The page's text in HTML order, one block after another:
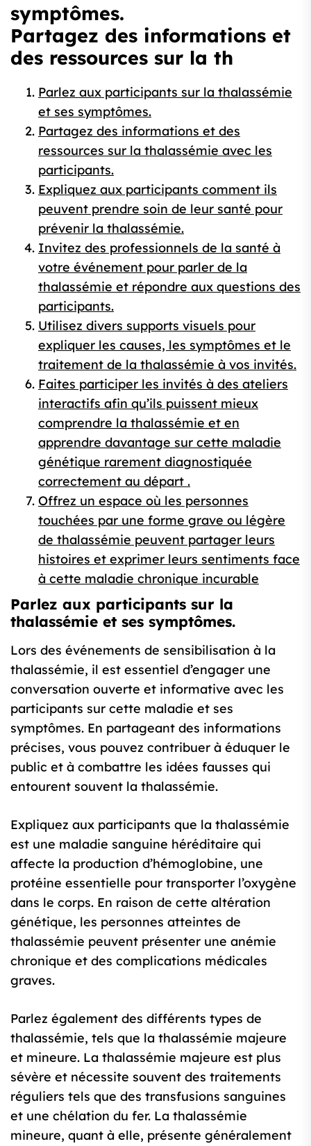
symptômes.
Partagez des informations et
des ressources sur la th
Parlez aux participants sur la thalassémie
et ses symptômes.
Partagez des informations et des
ressources sur la thalassémie avec les
participants.
Expliquez aux participants comment ils
peuvent prendre soin de leur santé pour
prévenir la thalassémie.
Invitez des professionnels de la santé à
votre événement pour parler de la
thalassémie et répondre aux questions des
participants.
Utilisez divers supports visuels pour
expliquer les causes, les symptômes et le
traitement de la thalassémie à vos invités.
Faites participer les invités à des ateliers
interactifs afin qu’ils puissent mieux
comprendre la thalassémie et en
apprendre davantage sur cette maladie
génétique rarement diagnostiquée
correctement au départ .
Offrez un espace où les personnes
touchées par une forme grave ou légère
de thalassémie peuvent partager leurs
histoires et exprimer leurs sentiments face
à cette maladie chronique incurable
Parlez aux participants sur la
thalassémie et ses symptômes.
Lors des événements de sensibilisation à la
thalassémie, il est essentiel d’engager une
conversation ouverte et informative avec les
participants sur cette maladie et ses
symptômes. En partageant des informations
précises, vous pouvez contribuer à éduquer le
public et à combattre les idées fausses qui
entourent souvent la thalassémie.
Expliquez aux participants que la thalassémie
est une maladie sanguine héréditaire qui
affecte la production d’hémoglobine, une
protéine essentielle pour transporter l’oxygène
dans le corps. En raison de cette altération
génétique, les personnes atteintes de
thalassémie peuvent présenter une anémie
chronique et des complications médicales
graves.
Parlez également des différents types de
thalassémie, tels que la thalassémie majeure
et mineure. La thalassémie majeure est plus
sévère et nécessite souvent des traitements
réguliers tels que des transfusions sanguines
et une chélation du fer. La thalassémie
mineure, quant à elle, présente généralement